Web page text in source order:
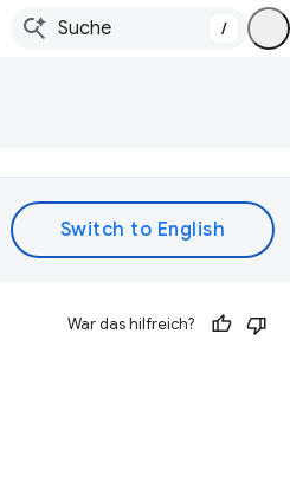
/
War das hilfreich?